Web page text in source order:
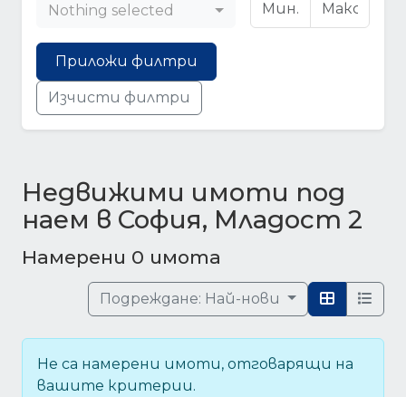
Nothing selected
Приложи филтри
Изчисти филтри
Недвижими имоти под
наем в София, Младост 2
Намерени 0 имота
Подреждане: Най-нови
Не са намерени имоти, отговарящи на
вашите критерии.